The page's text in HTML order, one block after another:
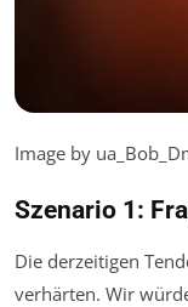
Image by
Szenario 1:
Die derzeitigen
verhärten. Wir